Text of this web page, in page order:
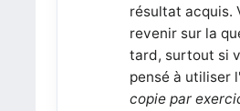
résultat acquis.
revenir sur la
tard, surtout si
pensé à utiliser
copie par